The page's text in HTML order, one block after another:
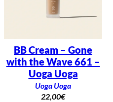
BB Cream – Gone
with the Wave 661 –
Uoga Uoga
Uoga Uoga
22,00€